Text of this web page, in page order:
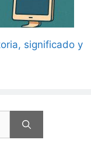
significado y